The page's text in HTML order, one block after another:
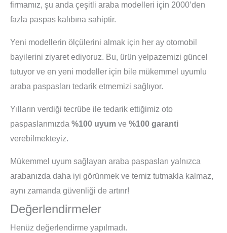
firmamız, şu anda çeşitli araba modelleri için 2000’den
fazla paspas kalıbına sahiptir.
Yeni modellerin ölçülerini almak için her ay otomobil
bayilerini ziyaret ediyoruz. Bu, ürün yelpazemizi güncel
tutuyor ve en yeni modeller için bile mükemmel uyumlu
araba paspasları tedarik etmemizi sağlıyor.
Yılların verdiği tecrübe ile tedarik ettiğimiz oto
paspaslarımızda %100 uyum ve %100 garanti
verebilmekteyiz.
Mükemmel uyum sağlayan araba paspasları yalnızca
arabanızda daha iyi görünmek ve temiz tutmakla kalmaz,
aynı zamanda güvenliği de artırır!
Değerlendirmeler
Henüz değerlendirme yapılmadı.